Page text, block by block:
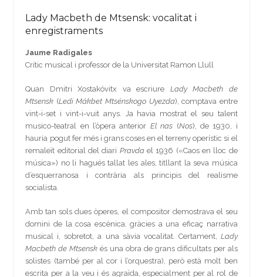
Lady Macbeth de Mtsensk: vocalitat i
enregistraments
Jaume Radigales
Crític musical i professor de la Universitat Ramon Llull
Quan Dmitri Xostakóvitx va escriure Lady Macbeth de
Mtsensk (Ledi Mákbet Mtsénskogo Uyezda), comptava entre
vint-i-set i vint-i-vuit anys. Ja havia mostrat el seu talent
musico-teatral en l’òpera anterior El nas (Nos), de 1930, i
hauria pogut fer més i grans coses en el terreny operístic si el
remaleït editorial del diari Pravdael 1936 («Caos en lloc de
música») no li hagués tallat les ales, titllant la seva música
d’esquerranosa i contrària als principis del realisme
socialista.
Amb tan sols dues òperes, el compositor demostrava el seu
domini de la cosa escènica, gràcies a una eficaç narrativa
musical i, sobretot, a una sàvia vocalitat. Certament, Lady
Macbeth de Mtsenskés una obra de grans dificultats per als
solistes (també per al cor i l’orquestra), però està molt ben
escrita per a la veu i és agraïda, especialment per al rol de